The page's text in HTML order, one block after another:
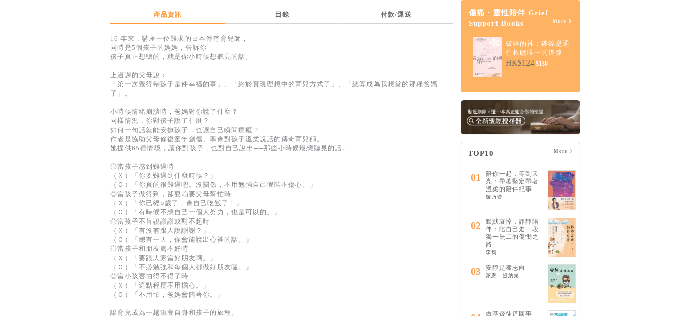
產品資訊 目錄 付款/運送
16 年來，講座一位難求的日本傳奇育兒師，
同時是5個孩子的媽媽，告訴你──
孩子真正想聽的，就是你小時候想聽見的話。
上過課的父母說：
「第一次覺得帶孩子是件幸福的事」、「終於實現理想中的育兒方式了」、「總算成為我想當的那種爸媽
了」。
小時候情緒崩潰時，爸媽對你說了什麼？
同樣情況，你對孩子說了什麼？
如何一句話就能安撫孩子，也讓自己瞬間療癒？
作者是協助父母修復童年創傷、學會對孩子溫柔說話的傳奇育兒師。
她提供65種情境，讓你對孩子，也對自己說出──那些小時候最想聽見的話。
◎當孩子感到難過時
（Ｘ）「你要難過到什麼時候？」
（Ｏ）「你真的很難過吧。沒關係，不用勉強自己假裝不傷心。」
◎當孩子做得到，卻耍賴要父母幫忙時
（Ｘ）「你已經○歲了，會自己吃飯了！」
（Ｏ）「有時候不想自己一個人努力，也是可以的。」
◎當孩子不肯說謝謝或對不起時
（Ｘ）「有沒有跟人說謝謝？」
（Ｏ）「總有一天，你會能說出心裡的話。」
◎當孩子和朋友處不好時
（Ｘ）「要跟大家當好朋友啊。」
（Ｏ）「不必勉強和每個人都做好朋友喔。」
◎當小孩害怕得不得了時
（Ｘ）「這點程度不用擔心。」
（Ｏ）「不用怕，爸媽會陪著你。」
讓育兒成為一趟滋養自身和孩子的旅程。
傷痛・靈性陪伴 Grief
Support Books
More
破碎的神：破碎是通
往救贖唯一的道路
HK$124 $130
TOP10 More
01
陪你一起，等到天
亮：帶著堅定帶著
溫柔的陪伴紀事
羅乃萱
02
默默哀悼，靜靜陪
伴：陪自己走一段
獨一無二的傷慟之
路
李雋
03 安靜是種志向
萊恩．提納第
做基督徒這回事